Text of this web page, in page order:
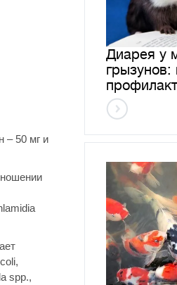
– 50 мг и
spp.,
Диарея у